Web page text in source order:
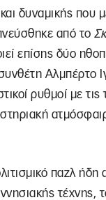
δυναμικής που
από το
επίσης δύο
Αλμπέρτο
ρυθμοί με τις
παζλ ήδη